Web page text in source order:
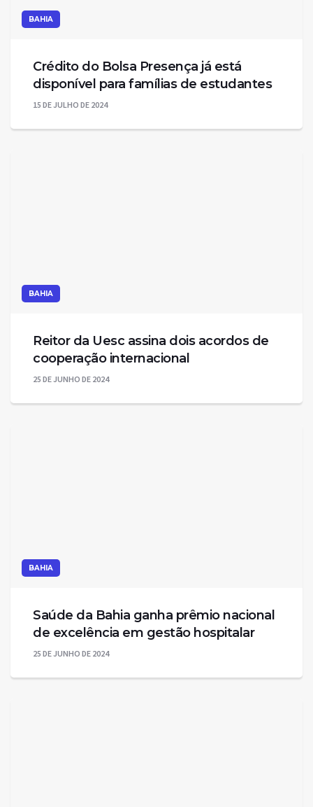
BAHIA
Crédito do Bolsa Presença já está
disponível para famílias de estudantes
15 DE JULHO DE 2024
BAHIA
Reitor da Uesc assina dois acordos de
cooperação internacional
25 DE JUNHO DE 2024
BAHIA
Saúde da Bahia ganha prêmio nacional
de excelência em gestão hospitalar
25 DE JUNHO DE 2024